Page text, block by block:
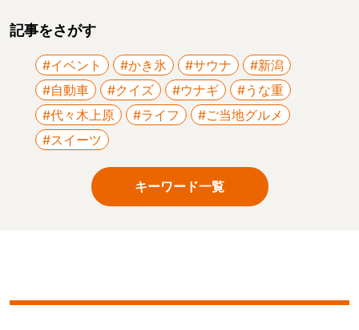
記事をさがす
#イベント #かき氷 #サウナ
#新潟
#自動車
#クイズ #ウナギ
#うな重
#代々木上原
#ライフ
#ご当地グルメ
#スイーツ
キーワード一覧